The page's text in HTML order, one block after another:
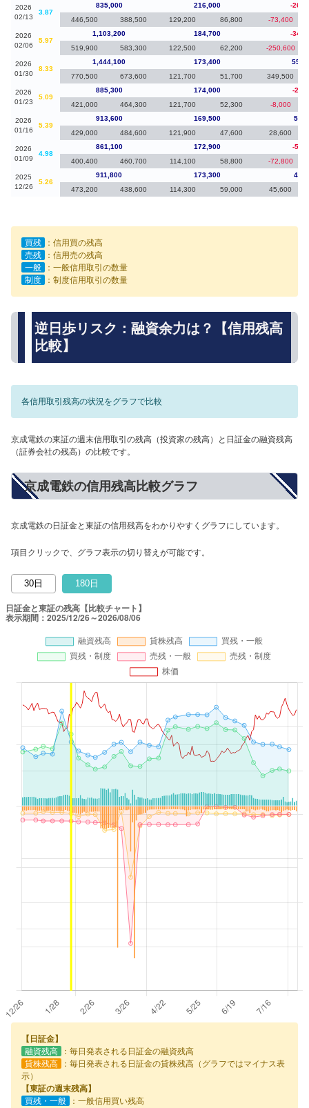
2026
02/13
3.87
835,000 216,000
-
446,500
388,500 129,200 86,800 -73,400
2026
02/06
5.97
1,103,200 184,700
-
519,900
583,300 122,500 62,200 -250,600
2026
01/30
8.33
1,444,100 173,400
770,500
673,600 121,700 51,700 349,500
2026
01/23
5.09
885,300 174,000
-
421,000
464,300 121,700 52,300 -8,000
2026
01/16
5.39
913,600 169,500
429,000
484,600 121,900 47,600 28,600
2026
01/09
4.98
861,100 172,900
-
400,400
460,700 114,100 58,800 -72,800
2025
12/26
5.26
911,800 173,300
473,200
438,600 114,300 59,000 45,600
買残
：信用買の残高
売残
：信用売の残高
一般
：一般信用取引の数量
制度
：制度信用取引の数量
逆日歩リスク：融資余力は？【信用残高
比較】
各信用取引残高の状況をグラフで比較
京成電鉄の東証の週末信用取引の残高（投資家の残高）と日証金の融資残高
（証券会社の残高）の比較です。
京成電鉄の信用残高比較グラフ
京成電鉄の日証金と東証の信用残高をわかりやすくグラフにしています。
項目クリックで、グラフ表示の切り替えが可能です。
30日 180日
【日証金】
融資残高
：毎日発表される日証金の融資残高
貸株残高
：毎日発表される日証金の貸株残高（グラフではマイナス表
示）
【東証の週末残高】
買残・一般
：一般信用買い残高